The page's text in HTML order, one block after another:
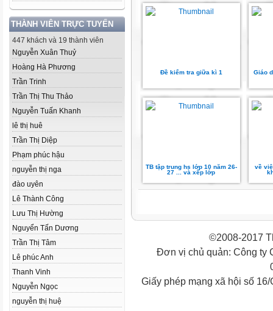
THÀNH VIÊN TRỰC TUYẾN
447 khách và 19 thành viên
Nguyễn Xuân Thuỷ
Hoàng Hà Phương
Trần Trinh
Trần Thị Thu Thảo
Nguyễn Tuấn Khanh
lê thị huê
Trần Thị Diệp
Phạm phúc hậu
nguyễn thị nga
đào uyên
Lê Thành Công
Lưu Thị Hường
Nguyển Tấn Dương
Trần Thị Tâm
Lê phúc Anh
Thanh Vinh
Nguyễn Ngọc
nguyễn thị huệ
Đề kiểm tra giữa kì 1 Giáo
TB tập trung hs lớp 10 năm 26-
27 ... và xếp lớp
về
©2008-2017
Đơn vị chủ quản: Công ty
Giấy phép mạng xã hội số